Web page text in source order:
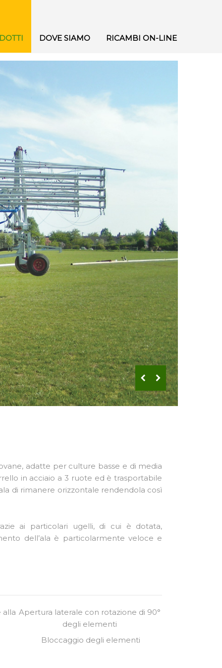
DOVE SIAMO RICAMBI ON-LINE
adatte per culture basse e di media
in acciaio a 3 ruote ed è trasportabile
di rimanere orizzontale rendendola così
ai particolari ugelli, di cui è dotata,
dell’ala è particolarmente veloce e
alla Apertura laterale con rotazione di 90°
degli elementi
Bloccaggio degli elementi